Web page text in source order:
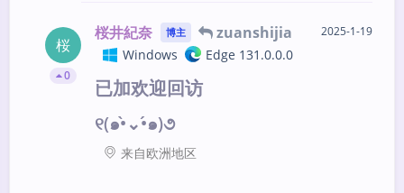
桜
0
桜井紀奈 博主 zuanshijia
Windows Edge 131.0.0.0
2025-1-19
已加欢迎回访
୧(๑•̀⌄•́๑)૭
来自欧洲地区